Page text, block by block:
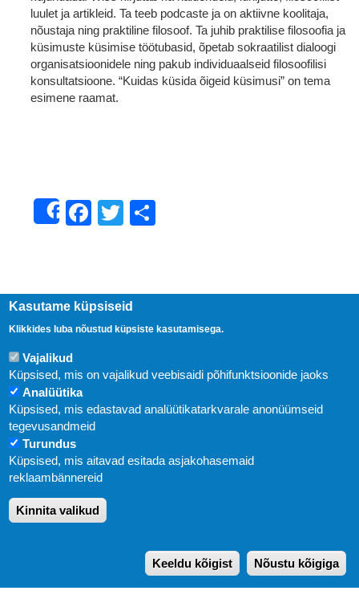
luulet ja artikleid. Ta teeb podcaste ja on aktiivne koolitaja,
nõustaja ning praktiline filosoof. Ta juhib praktilise filosoofia ja
küsimuste küsimise töötubasid, õpetab sokraatilist dialoogi
organisatsioonidele ning pakub individuaalseid filosoofilisi
konsultatsioone. “Kuidas küsida õigeid küsimusi” on tema
esimene raamat.
ShareFacebook
Twitter
Uudised
KIRJASTUS PEGASUS OÜ © 2020
Paldiski mnt. 29 (A korpus VI korrus), Tallinn
E-post:pegasus[at]pegasus.ee
Kasutame küpsiseid
Klikkides luba nõustud küpsiste kasutamisega.
Vajalikud
Küpsised, mis on vajalikud veebisaidi põhifunktsioonide jaoks
Analüütika
Küpsised, mis edastavad analüütikatarkvarale anonüümseid
tegevusandmeid
Turundus
Küpsised, mis aitavad esitada asjakohasemaid
reklaambännereid
Kinnita valikud
Keeldu kõigist Nõustu kõigiga